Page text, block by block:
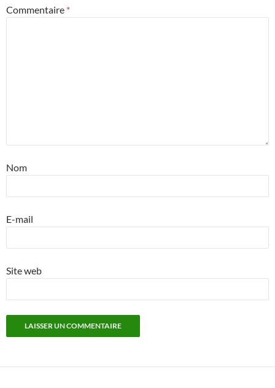
Commentaire *
Nom
E-mail
Site web